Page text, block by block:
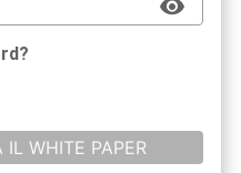
IL WHITE PAPER